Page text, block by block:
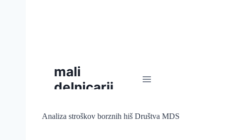
Analiza stroškov borznih hiš Društva MDS